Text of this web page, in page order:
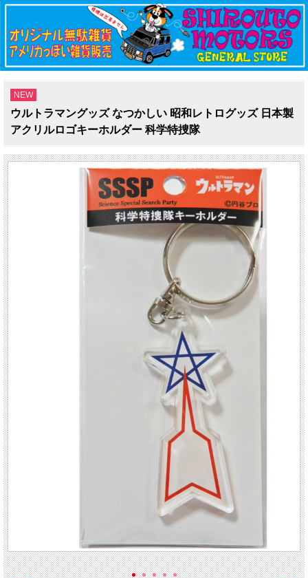
NEW
ウルトラマングッズ なつかしい 昭和レトログッズ 日本製
アクリルロゴキーホルダー 科学特捜隊